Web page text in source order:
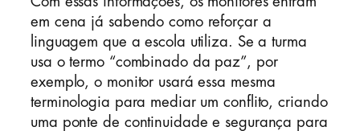
em cena já sabendo como reforçar a
linguagem que a escola utiliza. Se a turma
usa o termo “combinado da paz”, por
exemplo, o monitor usará essa mesma
terminologia para mediar um conflito, criando
uma ponte de continuidade e segurança para